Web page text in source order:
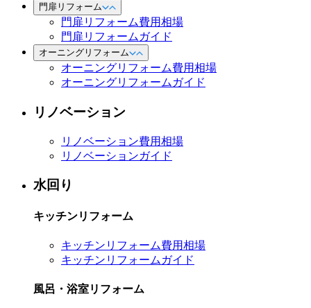
門扉リフォーム
門扉リフォーム費用相場
門扉リフォームガイド
オーニングリフォーム
オーニングリフォーム費用相場
オーニングリフォームガイド
リノベーション
リノベーション費用相場
リノベーションガイド
水回り
キッチンリフォーム
キッチンリフォーム費用相場
キッチンリフォームガイド
風呂・浴室リフォーム